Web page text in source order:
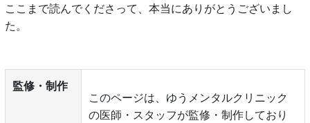
ここまで読んでくださって、本当にありがとうございまし
た。
監修・制作
このページは、ゆうメンタルクリニック
の医師・スタッフが監修・制作しており